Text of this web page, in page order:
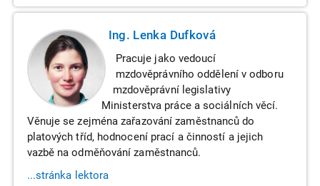
Ing. Lenka Dufková
Pracuje jako vedoucí
mzdověprávního oddělení v odboru
mzdověprávní legislativy
Ministerstva práce a sociálních věcí.
Věnuje se zejména zařazování zaměstnanců do
platových tříd, hodnocení prací a činností a jejich
vazbě na odměňování zaměstnanců.
...stránka lektora